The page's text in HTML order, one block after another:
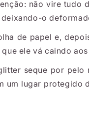
não vire tudo
deixando-o
de papel e,
ele vá caindo
seque por pelo
um lugar protegido